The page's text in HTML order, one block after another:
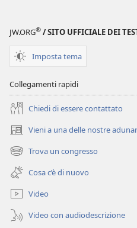
JW.ORG® / SITO UFFICIALE DEI
Imposta tema
Collegamenti rapidi
Chiedi di essere contattato
Vieni a una delle nostre
(apre
una
nuova
finestra)
Trova un congresso
(apre
una
nuova
finestra)
Cosa c’è di nuovo
Video
Video con audiodescrizione